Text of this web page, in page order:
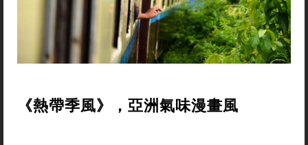
《熱帶季風》，亞洲氣味漫畫風